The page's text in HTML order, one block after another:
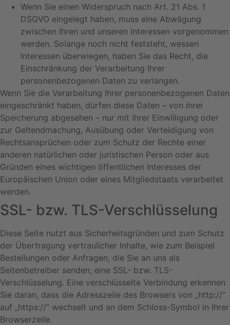
Wenn Sie einen Widerspruch nach Art. 21 Abs. 1
DSGVO eingelegt haben, muss eine Abwägung
zwischen Ihren und unseren Interessen vorgenommen
werden. Solange noch nicht feststeht, wessen
Interessen überwiegen, haben Sie das Recht, die
Einschränkung der Verarbeitung Ihrer
personenbezogenen Daten zu verlangen.
Wenn Sie die Verarbeitung Ihrer personenbezogenen Daten
eingeschränkt haben, dürfen diese Daten – von ihrer
Speicherung abgesehen – nur mit Ihrer Einwilligung oder
zur Geltendmachung, Ausübung oder Verteidigung von
Rechtsansprüchen oder zum Schutz der Rechte einer
anderen natürlichen oder juristischen Person oder aus
Gründen eines wichtigen öffentlichen Interesses der
Europäischen Union oder eines Mitgliedstaats verarbeitet
werden.
SSL- bzw. TLS-Verschlüsselung
Diese Seite nutzt aus Sicherheitsgründen und zum Schutz
der Übertragung vertraulicher Inhalte, wie zum Beispiel
Bestellungen oder Anfragen, die Sie an uns als
Seitenbetreiber senden, eine SSL- bzw. TLS-
Verschlüsselung. Eine verschlüsselte Verbindung erkennen
Sie daran, dass die Adresszeile des Browsers von „http://“
auf „https://“ wechselt und an dem Schloss-Symbol in Ihrer
Browserzeile.